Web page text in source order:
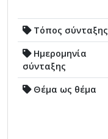
Τόπος σύνταξης
Ημερομηνία
σύνταξης
Θέμα ως θέμα